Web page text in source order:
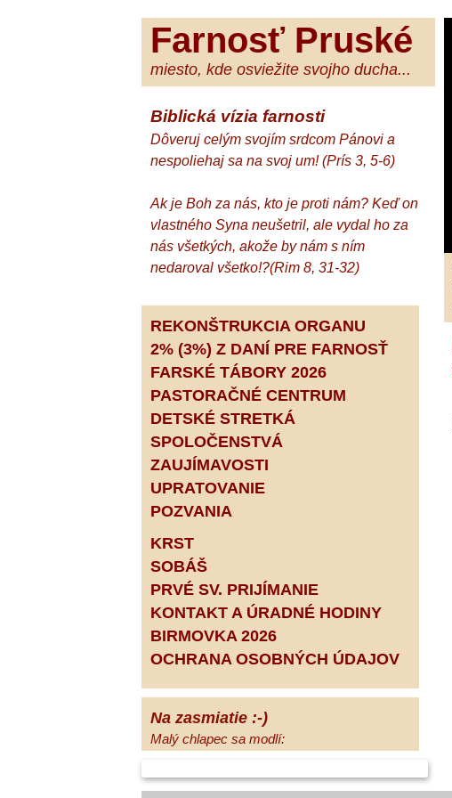
Farnosť Pruské
miesto, kde osviežite svojho ducha...
Biblická vízia farnosti
Dôveruj celým svojím srdcom Pánovi a
nespoliehaj sa na svoj um! (Prís 3, 5-6)
Ak je Boh za nás, kto je proti nám? Keď on
vlastného Syna neušetril, ale vydal ho za
nás všetkých, akože by nám s ním
nedaroval všetko!?(Rim 8, 31-32)
REKONŠTRUKCIA ORGANU
2% (3%) Z DANÍ PRE FARNOSŤ
FARSKÉ TÁBORY 2026
PASTORAČNÉ CENTRUM
DETSKÉ STRETKÁ
SPOLOČENSTVÁ
ZAUJÍMAVOSTI
UPRATOVANIE
POZVANIA
KRST
SOBÁŠ
PRVÉ SV. PRIJÍMANIE
KONTAKT A ÚRADNÉ HODINY
BIRMOVKA 2026
OCHRANA OSOBNÝCH ÚDAJOV
Na zasmiatie :-)
Malý chlapec sa modlí:
mamičku a prosím aj za Teba, Pane Bože,